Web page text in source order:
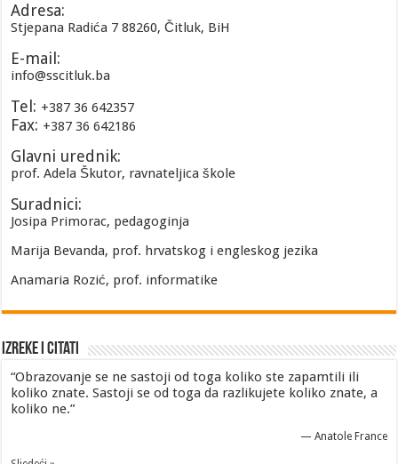
Adresa:
Stjepana Radića 7 88260, Čitluk, BiH
E-mail:
info@sscitluk.ba
Tel: +387 36 642357
Fax: +387 36 642186
Glavni urednik:
prof. Adela Škutor, ravnateljica škole
Suradnici:
Josipa Primorac, pedagoginja
Marija Bevanda, prof. hrvatskog i engleskog jezika
Anamaria Rozić, prof. informatike
Izreke i Citati
“Obrazovanje se ne sastoji od toga koliko ste zapamtili ili
koliko znate. Sastoji se od toga da razlikujete koliko znate, a
koliko ne.”
— Anatole France